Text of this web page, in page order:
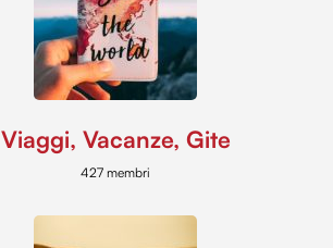
Viaggi, Vacanze, Gite
427 membri